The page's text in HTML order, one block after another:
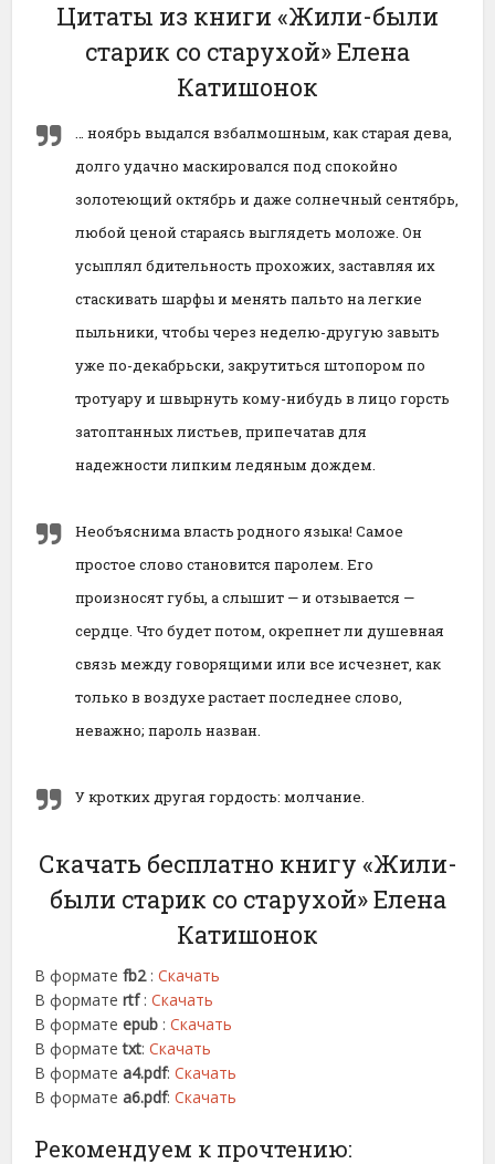
Цитаты из книги «Жили-были
старик со старухой» Елена
Катишонок
… ноябрь выдался взбалмошным, как старая дева,
долго удачно маскировался под спокойно
золотеющий октябрь и даже солнечный сентябрь,
любой ценой стараясь выглядеть моложе. Он
усыплял бдительность прохожих, заставляя их
стаскивать шарфы и менять пальто на легкие
пыльники, чтобы через неделю-другую завыть
уже по-декабрьски, закрутиться штопором по
тротуару и швырнуть кому-нибудь в лицо горсть
затоптанных листьев, припечатав для
надежности липким ледяным дождем.
Необъяснима власть родного языка! Самое
простое слово становится паролем. Его
произносят губы, а слышит — и отзывается —
сердце. Что будет потом, окрепнет ли душевная
связь между говорящими или все исчезнет, как
только в воздухе растает последнее слово,
неважно; пароль назван.
У кротких другая гордость: молчание.
Скачать бесплатно книгу «Жили-
были старик со старухой» Елена
Катишонок
В форматеfb2:Скачать
В форматеrtf :Скачать
В форматеepub :Скачать
В форматеtxt:Скачать
В форматеa4.pdf:Скачать
В форматеa6.pdf:Скачать
Рекомендуем к прочтению: